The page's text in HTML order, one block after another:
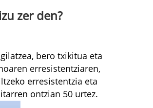
zer den?
bero txikitua eta
erresistentziaren,
erresistentzia eta
ontzian 50 urtez.